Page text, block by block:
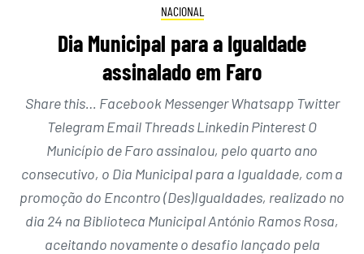
NACIONAL
Dia Municipal para a Igualdade
assinalado em Faro
Share this… Facebook Messenger Whatsapp Twitter
Telegram Email Threads Linkedin Pinterest O
Município de Faro assinalou, pelo quarto ano
consecutivo, o Dia Municipal para a Igualdade, com a
promoção do Encontro (Des)Igualdades, realizado no
dia 24 na Biblioteca Municipal António Ramos Rosa,
aceitando novamente o desafio lançado pela